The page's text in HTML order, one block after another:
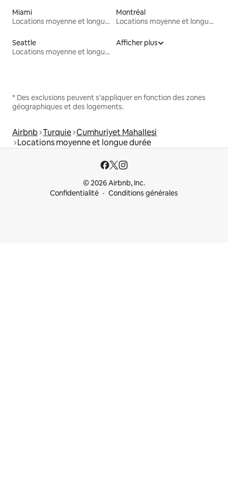
Miami
Locations moyenne et longue durée
Montréal
Locations moyenne et longue durée
Seattle
Locations moyenne et longue durée
Afficher plus
* Des exclusions peuvent s'appliquer en fonction des zones
géographiques et des logements.
Airbnb Turquie Cumhuriyet Mahallesi
Locations moyenne et longue durée
© 2026 Airbnb, Inc.
Confidentialité
Conditions générales